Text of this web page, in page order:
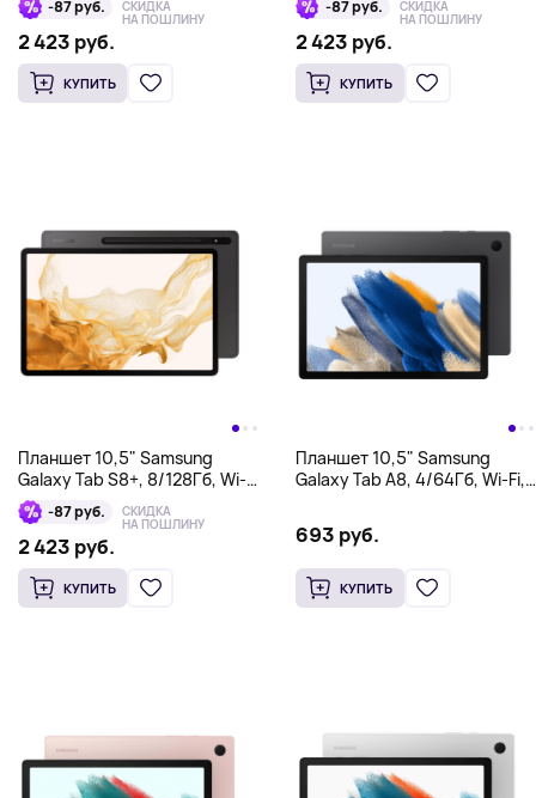
-87 руб. СКИДКА
НА ПОШЛИНУ
2 423 руб.
КУПИТЬ
-87 руб. СКИДКА
НА ПОШЛИНУ
2 423 руб.
КУПИТЬ
Планшет 10,5" Samsung
Galaxy Tab S8+, 8/128Гб, Wi-
Fi, графит
-87 руб. СКИДКА
НА ПОШЛИНУ
2 423 руб.
КУПИТЬ
Планшет 10,5" Samsung
Galaxy Tab A8, 4/64Гб, Wi-Fi,
693 руб.
КУПИТЬ